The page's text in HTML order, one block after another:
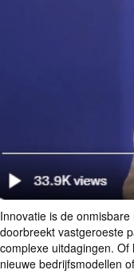
Innovatie is de
doorbreekt vastgeroeste
complexe uitdagingen.
nieuwe bedrijfsmodellen